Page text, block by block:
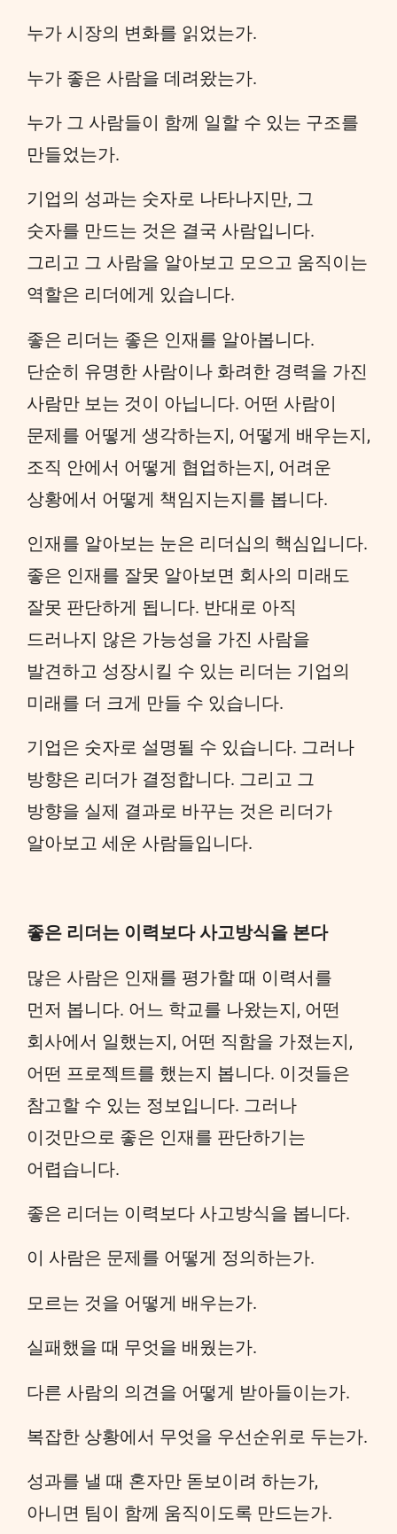
누가 시장의 변화를 읽었는가.
누가 좋은 사람을 데려왔는가.
누가 그 사람들이 함께 일할 수 있는 구조를
만들었는가.
기업의 성과는 숫자로 나타나지만, 그
숫자를 만드는 것은 결국 사람입니다.
그리고 그 사람을 알아보고 모으고 움직이는
역할은 리더에게 있습니다.
좋은 리더는 좋은 인재를 알아봅니다.
단순히 유명한 사람이나 화려한 경력을 가진
사람만 보는 것이 아닙니다. 어떤 사람이
문제를 어떻게 생각하는지, 어떻게 배우는지,
조직 안에서 어떻게 협업하는지, 어려운
상황에서 어떻게 책임지는지를 봅니다.
인재를 알아보는 눈은 리더십의 핵심입니다.
좋은 인재를 잘못 알아보면 회사의 미래도
잘못 판단하게 됩니다. 반대로 아직
드러나지 않은 가능성을 가진 사람을
발견하고 성장시킬 수 있는 리더는 기업의
미래를 더 크게 만들 수 있습니다.
기업은 숫자로 설명될 수 있습니다. 그러나
방향은 리더가 결정합니다. 그리고 그
방향을 실제 결과로 바꾸는 것은 리더가
알아보고 세운 사람들입니다.
좋은 리더는 이력보다 사고방식을 본다
많은 사람은 인재를 평가할 때 이력서를
먼저 봅니다. 어느 학교를 나왔는지, 어떤
회사에서 일했는지, 어떤 직함을 가졌는지,
어떤 프로젝트를 했는지 봅니다. 이것들은
참고할 수 있는 정보입니다. 그러나
이것만으로 좋은 인재를 판단하기는
어렵습니다.
좋은 리더는 이력보다 사고방식을 봅니다.
이 사람은 문제를 어떻게 정의하는가.
모르는 것을 어떻게 배우는가.
실패했을 때 무엇을 배웠는가.
다른 사람의 의견을 어떻게 받아들이는가.
복잡한 상황에서 무엇을 우선순위로 두는가.
성과를 낼 때 혼자만 돋보이려 하는가,
아니면 팀이 함께 움직이도록 만드는가.